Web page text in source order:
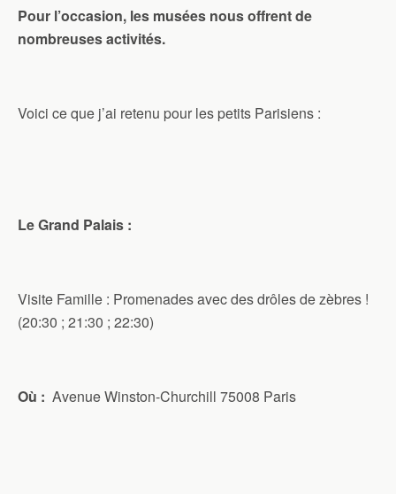
Pour l’occasion, les musées nous offrent de
nombreuses activités.
Voici ce que j’ai retenu pour les petits Parisiens :
Le Grand Palais :
Visite Famille : Promenades avec des drôles de zèbres !
(20:30 ; 21:30 ; 22:30)
Où : Avenue Winston-Churchill 75008 Paris